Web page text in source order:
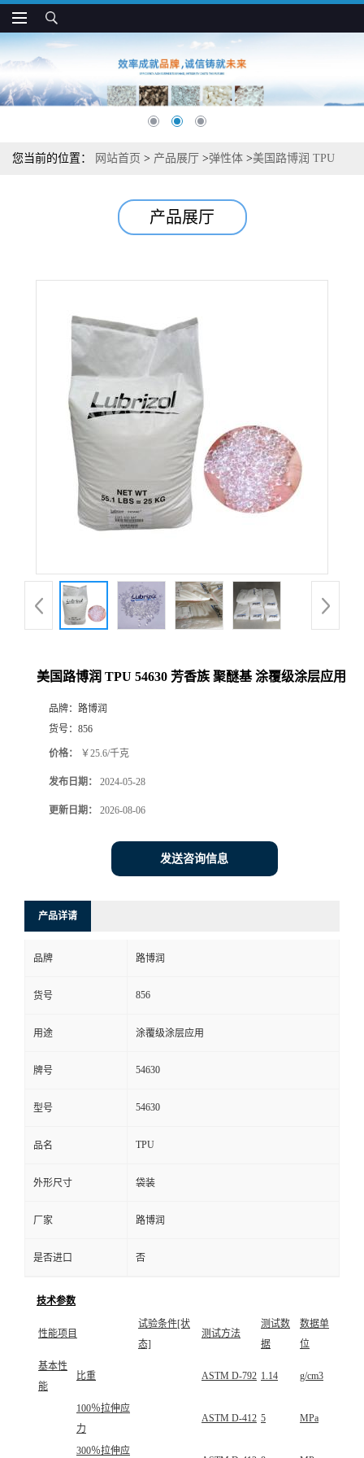
您当前的位置： 网站首页 > 产品展厅 >弹性体 >美国路博润 TPU
产品展厅
美国路博润 TPU 54630 芳香族 聚醚基 涂覆级涂层应用
品牌： 路博润
货号： 856
价格： ￥25.6/千克
发布日期： 2024-05-28
更新日期： 2026-08-06
发送咨询信息
产品详请
品牌 路博润
货号 856
用途 涂覆级涂层应用
牌号 54630
型号 54630
品名 TPU
外形尺寸 袋装
厂家 路博润
是否进口 否
技术参数
性能项目
试验条件[状
态]
测试方法
测试数
据
数据单
位
基本性
能
比重 ASTM D-792 1.14 g/cm3
100％拉伸应
力
ASTM D-412 5 MPa
300％拉伸应